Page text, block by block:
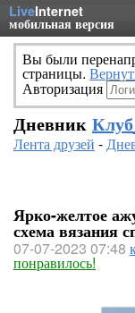
LiveInternet
мобильная версия
Вы были
страницы.
Авторизация
Дневник
Лента друзей -
Ярко-желтое
схема вязания
07-07-2023 07:48
понравилось!